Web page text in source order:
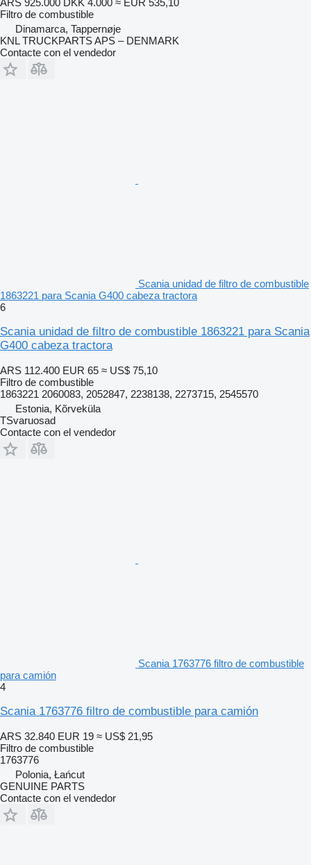
Filtro de combustible
Dinamarca, Tappernøje
KNL TRUCKPARTS APS – DENMARK
Contacte con el vendedor
Scania unidad de filtro de combustible
1863221 para Scania G400 cabeza tractora
6
Scania unidad de filtro de combustible 1863221 para Scania
G400 cabeza tractora
ARS 112.400 EUR 65 ≈ US$ 75,10
Filtro de combustible
1863221 2060083, 2052847, 2238138, 2273715, 2545570
Estonia, Kõrveküla
TSvaruosad
Contacte con el vendedor
Scania 1763776 filtro de combustible
para camión
4
Scania 1763776 filtro de combustible para camión
ARS 32.840 EUR 19 ≈ US$ 21,95
Filtro de combustible
1763776
Polonia, Łańcut
GENUINE PARTS
Contacte con el vendedor